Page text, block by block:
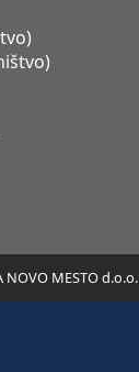
NOVO MESTO d.o.o.